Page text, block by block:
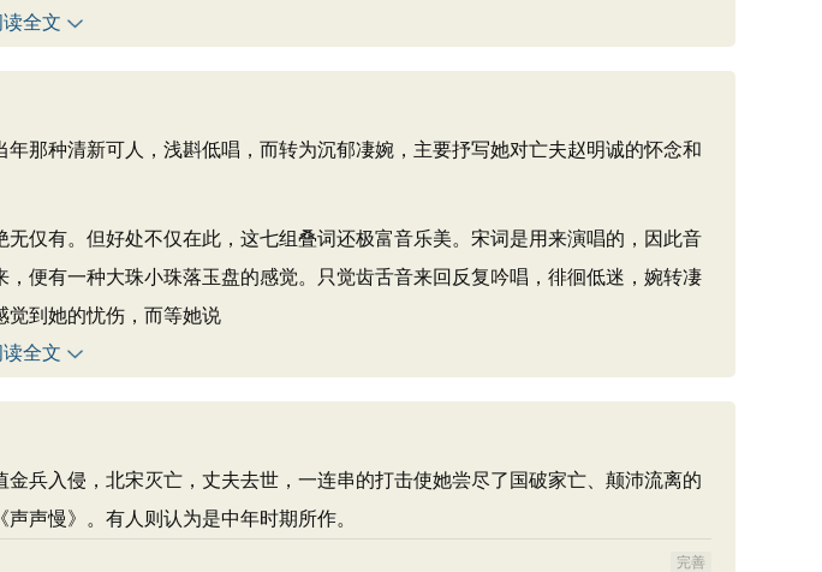
全文
种清新可人，浅斟低唱，而转为沉郁凄婉，主要抒写她对亡夫赵明诚的怀念和
有。但好处不仅在此，这七组叠词还极富音乐美。宋词是用来演唱的，因此音
便有一种大珠小珠落玉盘的感觉。只觉齿舌音来回反复吟唱，徘徊低迷，婉转凄
觉到她的忧伤，而等她说
全文
兵入侵，北宋灭亡，丈夫去世，一连串的打击使她尝尽了国破家亡、颠沛流离的
声慢》。有人则认为是中年时期所作。
完善